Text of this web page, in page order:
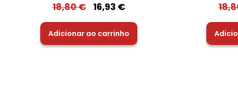
18,80€ 16,93 €
Adicionar ao carrinho